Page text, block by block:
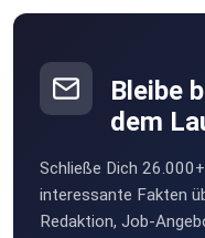
Bleibe
dem
Schließe Dich
interessante Fakten
Redaktion, Job-